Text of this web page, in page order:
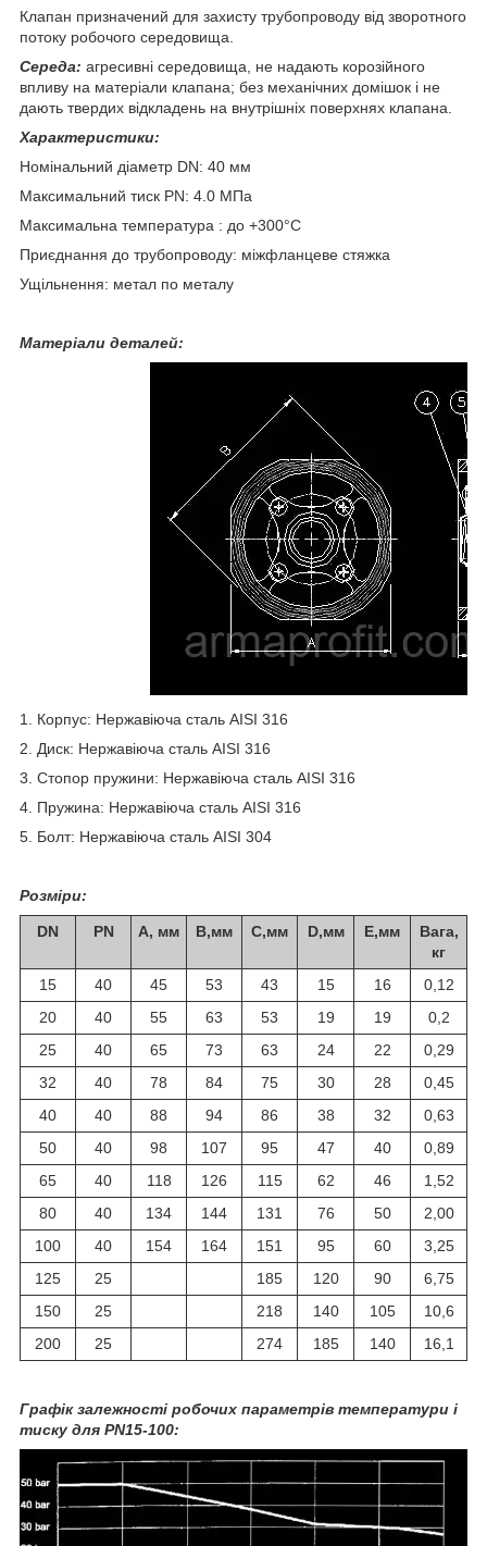
Клапан призначений для захисту трубопроводу від зворотного
потоку робочого середовища.
Середа: агресивні середовища, не надають корозійного
впливу на матеріали клапана; без механічних домішок і не
дають твердих відкладень на внутрішніх поверхнях клапана.
Характеристики:
Номінальний діаметр DN: 40 мм
Максимальний тиск PN: 4.0 МПа
Максимальна температура : до +300°С
Приєднання до трубопроводу: міжфланцеве стяжка
Ущільнення: метал по металу
Матеріали деталей:
1. Корпус: Нержавіюча сталь AISI 316
2. Диск: Нержавіюча сталь AISI 316
3. Стопор пружини: Нержавіюча сталь AISI 316
4. Пружина: Нержавіюча сталь AISI 316
5. Болт: Нержавіюча сталь AISI 304
Розміри:
DN PN A, мм B,мм C,мм D,мм E,мм
Вага,
кг
15
40 45 53 43 15 16
0,12
20
40 55 63 53 19 19
0,2
25
40 65 73 63 24 22
0,29
32
40 78 84 75 30 28
0,45
40
40 88 94 86 38 32
0,63
50
40 98 107 95 47 40
0,89
65
40 118 126 115 62 46
1,52
80
40 134 144 131 76 50
2,00
100
40 154 164 151 95 60
3,25
125
25 185 120 90
6,75
150
25 218 140 105
10,6
200
25 274 185 140 16,1
Графік залежності робочих параметрів температури і
тиску для PN15-100: